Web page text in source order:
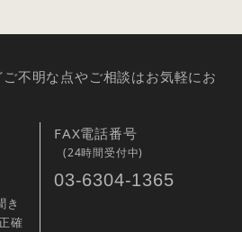
不明な点やご相談はお気軽にお
き
確
FAX電話番号
(24時間受付中)
03-6304-1365